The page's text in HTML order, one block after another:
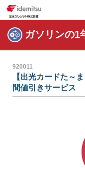
ガソリンの1
920011
【出光カードた～
間値引きサービス